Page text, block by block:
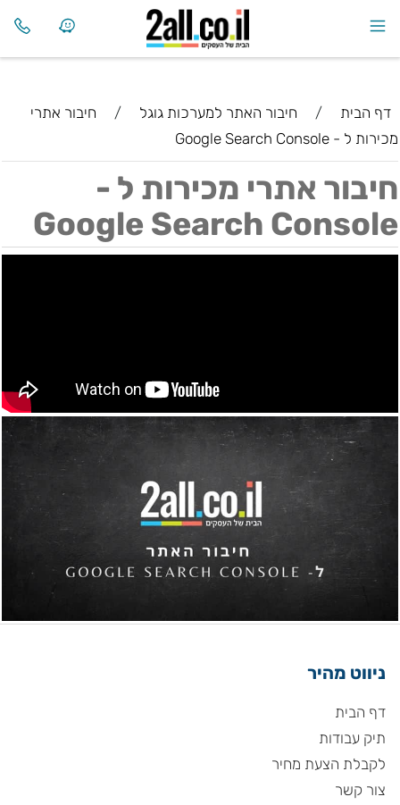
דף הבית / חיבור האתר למערכות גוגל /
חיבור אתרי
מכירות ל - Google Search Console
חיבור אתרי מכירות ל -
Google Search Console
ניווט מהיר
דף הבית
תיק עבודות
לקבלת הצעת מחיר
צור קשר